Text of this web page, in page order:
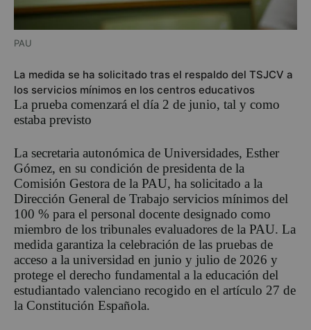
PAU
La medida se ha solicitado tras el respaldo del TSJCV a
los servicios mínimos en los centros educativos
La prueba comenzará el día 2 de junio, tal y como
estaba previsto
La secretaria autonómica de Universidades, Esther
Gómez, en su condición de presidenta de la
Comisión Gestora de la PAU, ha solicitado a la
Dirección General de Trabajo servicios mínimos del
100 % para el personal docente designado como
miembro de los tribunales evaluadores de la PAU. La
medida garantiza la celebración de las pruebas de
acceso a la universidad en junio y julio de 2026 y
protege el derecho fundamental a la educación del
estudiantado valenciano recogido en el artículo 27 de
la Constitución Española.